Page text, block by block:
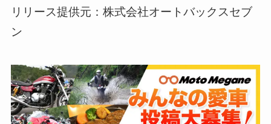
リリース提供元：株式会社オートバックスセブ
ン